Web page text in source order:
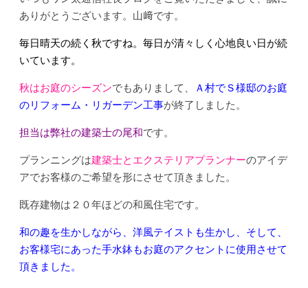
ありがとうございます。山﨑です。
毎日晴天の続く秋ですね。毎日が清々しく心地良い日が続
いています。
秋はお庭のシーズンでもありまして、 Ａ村でＳ様邸のお庭
のリフォーム・リガーデン工事が終了しました。
担当は弊社の建築士の尾和です。
プランニングは建築士とエクステリアプランナーのアイデ
アでお客様のご希望を形にさせて頂きました。
既存建物は２０年ほどの和風住宅です。
和の趣を生かしながら、洋風テイストも生かし、そして、
お客様宅にあった手水鉢もお庭のアクセントに使用させて
頂きました。